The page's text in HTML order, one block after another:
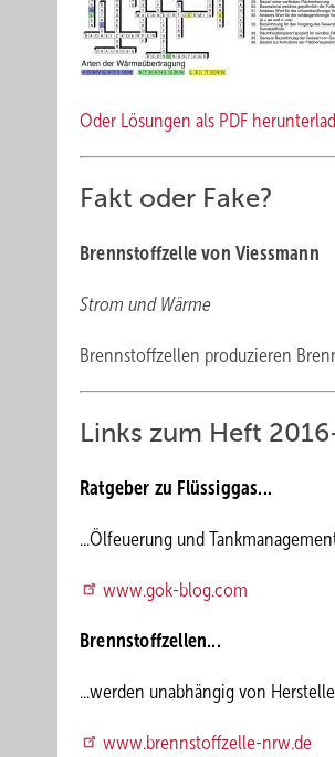
Oder Lösungen als PDF
Fakt oder Fake?
Brennstoffzelle von Viessmann
Strom und Wärme
Brennstoffzellen produzieren
Links zum Heft
Ratgeber zu Flüssiggas...
...Ölfeuerung und
www.gok-blog.com
Brennstoffzellen...
...werden unabhängig von
www.brennstoffzelle-nrw.de